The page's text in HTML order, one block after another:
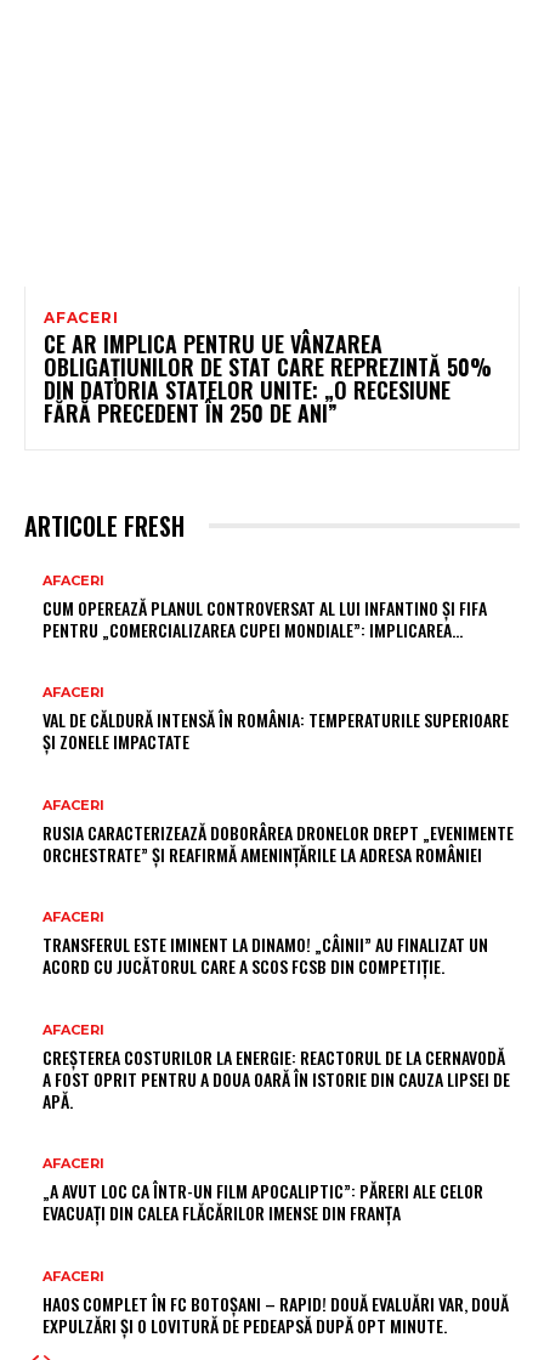
AFACERI
CE AR IMPLICA PENTRU UE VÂNZAREA
OBLIGAȚIUNILOR DE STAT CARE REPREZINTĂ 50%
DIN DATORIA STATELOR UNITE: „O RECESIUNE
FĂRĂ PRECEDENT ÎN 250 DE ANI”
ARTICOLE FRESH
AFACERI
CUM OPEREAZĂ PLANUL CONTROVERSAT AL LUI INFANTINO ȘI FIFA
PENTRU „COMERCIALIZAREA CUPEI MONDIALE”: IMPLICAREA…
AFACERI
VAL DE CĂLDURĂ INTENSĂ ÎN ROMÂNIA: TEMPERATURILE SUPERIOARE
ȘI ZONELE IMPACTATE
AFACERI
RUSIA CARACTERIZEAZĂ DOBORÂREA DRONELOR DREPT „EVENIMENTE
ORCHESTRATE” ȘI REAFIRMĂ AMENINȚĂRILE LA ADRESA ROMÂNIEI
AFACERI
TRANSFERUL ESTE IMINENT LA DINAMO! „CÂINII” AU FINALIZAT UN
ACORD CU JUCĂTORUL CARE A SCOS FCSB DIN COMPETIȚIE.
AFACERI
CREȘTEREA COSTURILOR LA ENERGIE: REACTORUL DE LA CERNAVODĂ
A FOST OPRIT PENTRU A DOUA OARĂ ÎN ISTORIE DIN CAUZA LIPSEI DE
APĂ.
AFACERI
„A AVUT LOC CA ÎNTR-UN FILM APOCALIPTIC”: PĂRERI ALE CELOR
EVACUAȚI DIN CALEA FLĂCĂRILOR IMENSE DIN FRANȚA
AFACERI
HAOS COMPLET ÎN FC BOTOȘANI – RAPID! DOUĂ EVALUĂRI VAR, DOUĂ
EXPULZĂRI ȘI O LOVITURĂ DE PEDEAPSĂ DUPĂ OPT MINUTE.